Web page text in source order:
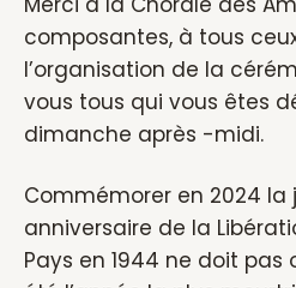
composantes, à tous
l’organisation de la
vous tous qui vous êtes
dimanche après -midi.
Commémorer en 2024 la
anniversaire de la
Pays en 1944 ne doit pas